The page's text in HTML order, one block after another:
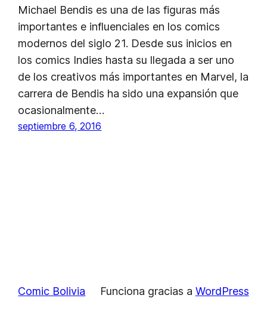
Michael Bendis es una de las figuras más
importantes e influenciales en los comics
modernos del siglo 21. Desde sus inicios en
los comics Indies hasta su llegada a ser uno
de los creativos más importantes en Marvel, la
carrera de Bendis ha sido una expansión que
ocasionalmente…
septiembre 6, 2016
Comic Bolivia Funciona gracias a WordPress